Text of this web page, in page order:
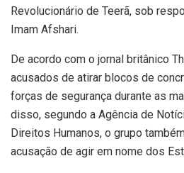
Revolucionário de Teerã, sob
Imam Afshari.
De acordo com o jornal britânico
acusados de atirar blocos de
forças de segurança durante as
disso, segundo a Agência de
Direitos Humanos, o grupo
acusação de agir em nome dos